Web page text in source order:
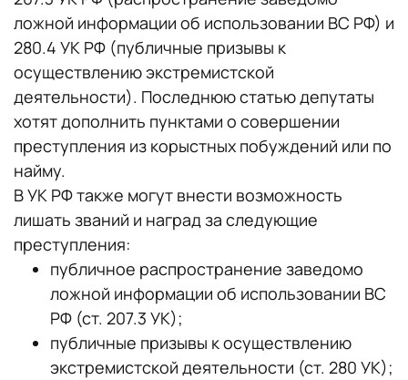
ложной информации об использовании ВС РФ) и
280.4 УК РФ (публичные призывы к
осуществлению экстремистской
деятельности). Последнюю статью депутаты
хотят дополнить пунктами о совершении
преступления из корыстных побуждений или по
найму.
В УК РФ также могут внести возможность
лишать званий и наград за следующие
преступления:
публичное распространение заведомо
ложной информации об использовании ВС
РФ (ст. 207.3 УК);
публичные призывы к осуществлению
экстремистской деятельности (ст. 280 УК);